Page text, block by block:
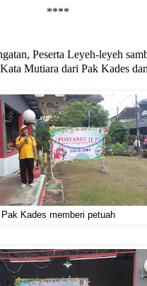
****
Peserta Leyeh-leyeh
Mutiara dari Pak Kades
Pak Kades memberi petuah